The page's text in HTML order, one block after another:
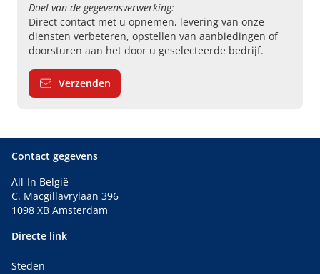
Doel van de gegevensverwerking:
Direct contact met u opnemen, levering van onze
diensten verbeteren, opstellen van aanbiedingen of
doorsturen aan het door u geselecteerde bedrijf.
Verzenden
Contact gegevens
All-In België
C. Macgillavrylaan 396
1098 XB Amsterdam
Directe link
Steden